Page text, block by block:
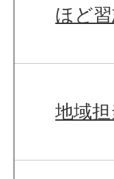
ほど
地域担